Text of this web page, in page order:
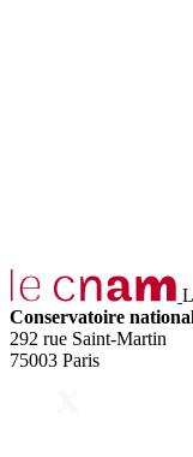
Conservatoire
292 rue Saint-Martin
75003 Paris